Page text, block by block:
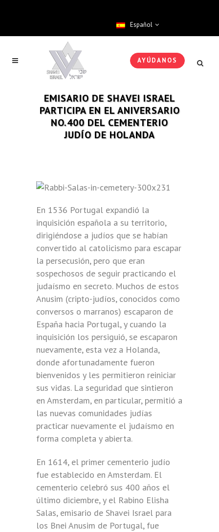
Español
AYÚDANOS
EMISARIO DE SHAVEI ISRAEL
PARTICIPA EN EL ANIVERSARIO
NO.400 DEL CEMENTERIO
JUDÍO DE HOLANDA
En 1536 Portugal expandió la
inquisición española a su territorio,
dirigiéndose a judíos que se habían
convertido al catolicismo para escapar
la persecusión, pero que eran
sospechosos de seguir practicando el
judaísmo en secreto. Muchos de estos
Anusim (cripto-judíos, conocidos como
conversos o marranos) escaparon de
España hacia Portugal, y cuando la
inquisición los persiguió, se escaparon
nuevamente, esta vez a Holanda,
donde afortunadamente fueron
bienvenidos y les permitieron reiniciar
sus vidas. La seguridad que sintieron
en Amsterdam, en particular, permitió a
las nuevas comunidades judías
practicar nuevamente el judaísmo en
forma completa y abierta.
En 1614, el primer cementerio judío
fue establecido en Amsterdam. El
cementerio celebró sus 400 años el
último diciembre, y el Rabino Elisha
Salas, emisario de Shavei Israel para
los Bnei Anusim de Portugal, fue